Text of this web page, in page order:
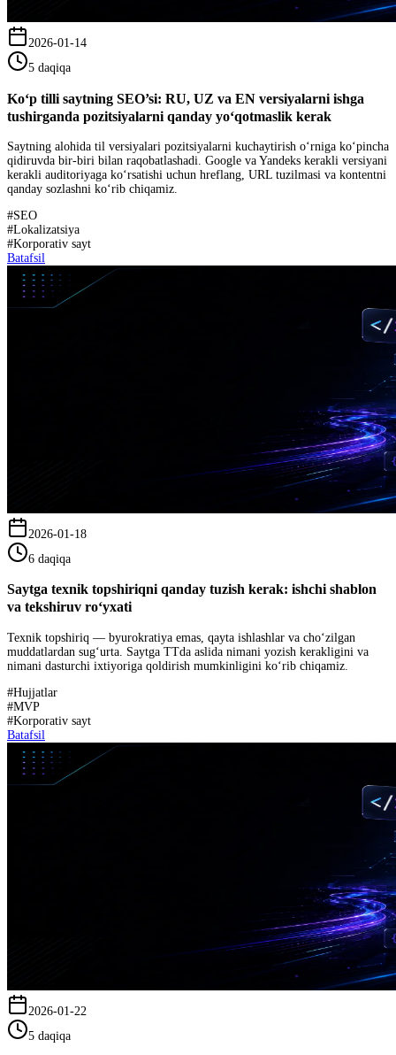
2026-01-14
5 daqiqa
Ko‘p tilli saytning SEO’si: RU, UZ va EN versiyalarni ishga
tushirganda pozitsiyalarni qanday yo‘qotmaslik kerak
Saytning alohida til versiyalari pozitsiyalarni kuchaytirish o‘rniga ko‘pincha
qidiruvda bir-biri bilan raqobatlashadi. Google va Yandeks kerakli versiyani
kerakli auditoriyaga ko‘rsatishi uchun hreflang, URL tuzilmasi va kontentni
qanday sozlashni ko‘rib chiqamiz.
#SEO
#Lokalizatsiya
#Korporativ sayt
Batafsil
2026-01-18
6 daqiqa
Saytga texnik topshiriqni qanday tuzish kerak: ishchi shablon
va tekshiruv ro‘yxati
Texnik topshiriq — byurokratiya emas, qayta ishlashlar va cho‘zilgan
muddatlardan sug‘urta. Saytga TTda aslida nimani yozish kerakligini va
nimani dasturchi ixtiyoriga qoldirish mumkinligini ko‘rib chiqamiz.
#Hujjatlar
#MVP
#Korporativ sayt
Batafsil
2026-01-22
5 daqiqa